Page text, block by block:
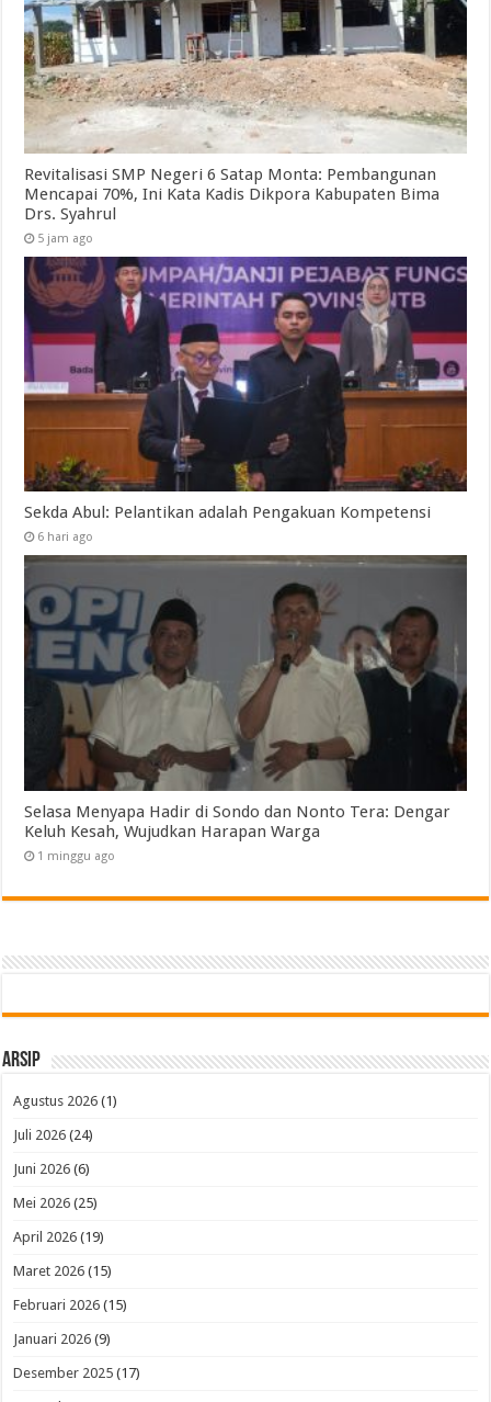
Revitalisasi SMP Negeri 6 Satap Monta: Pembangunan
Mencapai 70%, Ini Kata Kadis Dikpora Kabupaten Bima
Drs. Syahrul
5 jam ago
Sekda Abul: Pelantikan adalah Pengakuan Kompetensi
6 hari ago
Selasa Menyapa Hadir di Sondo dan Nonto Tera: Dengar
Keluh Kesah, Wujudkan Harapan Warga
1 minggu ago
Arsip
Agustus 2026 (1)
Juli 2026 (24)
Juni 2026 (6)
Mei 2026 (25)
April 2026 (19)
Maret 2026 (15)
Februari 2026 (15)
Januari 2026 (9)
Desember 2025 (17)